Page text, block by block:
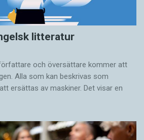
litteratur
och översättare ­kommer att
Alla som kan beskrivas som
ersättas av maskiner. Det visar en